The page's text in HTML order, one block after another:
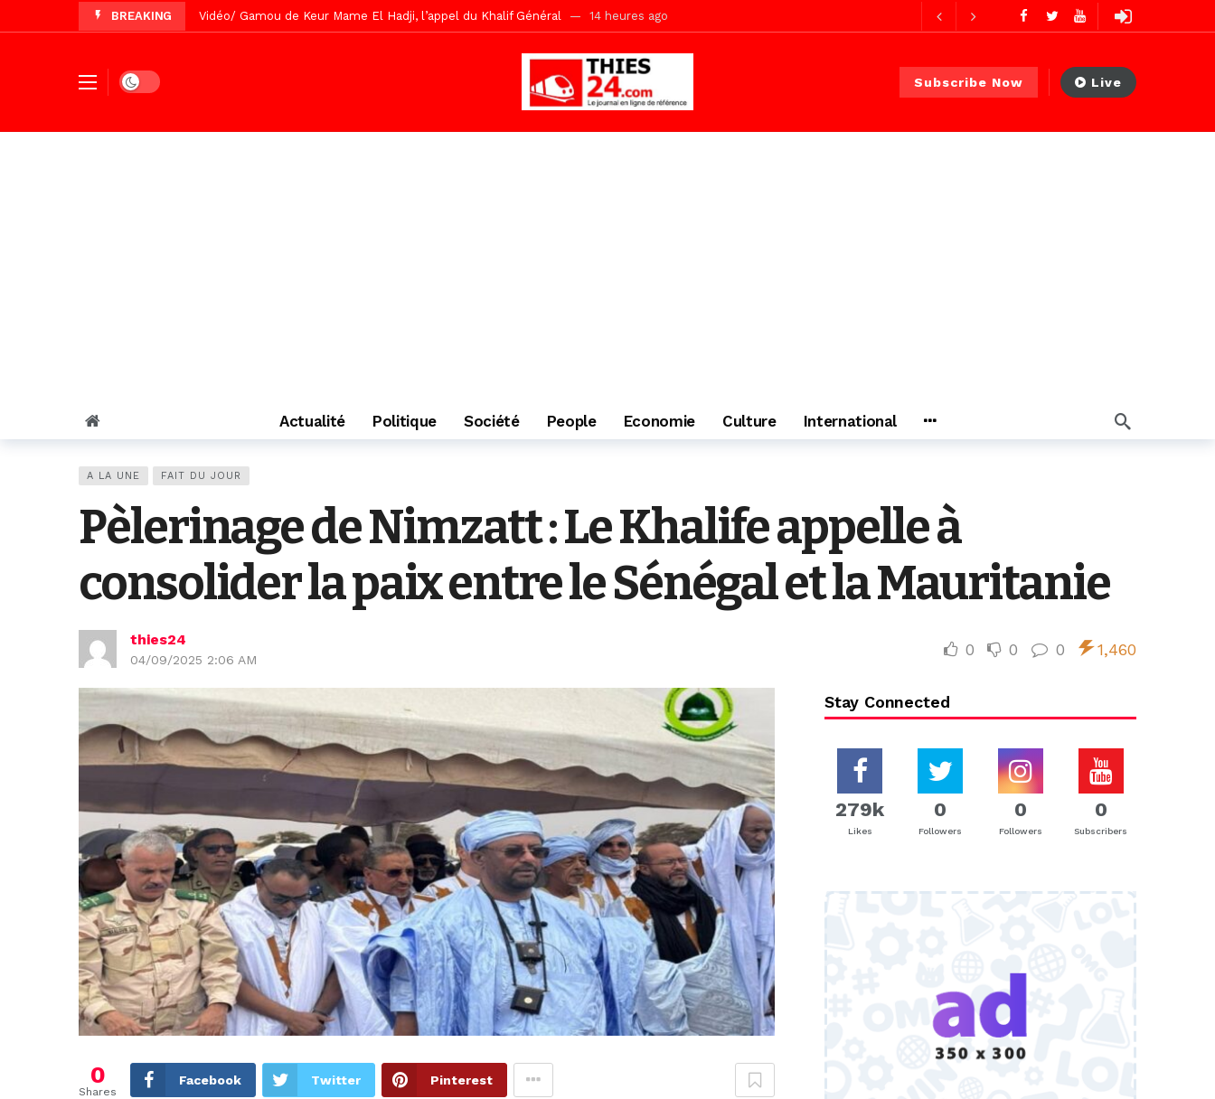
BREAKING Vidéo/ Gamou de Keur Mame El Hadji, l’appel du Khalif Général 14 heures ago
Vidéo/ Revue de presse du 5 Août 2026 avec Mouhamadou Boiro 1 jour ago
Vidéo/ Contre la violence numérique, 100 adolescents outillés dans le Boot Camp JAVA de Mboro
Un commissariat d’arrondissement de police inauguré à Touba 2 jours ago
Dark mode Subscribe Now Live
Actualité Politique Société People Economie Culture International
A LA UNE FAIT DU JOUR
Pèlerinage de Nimzatt : Le Khalife appelle à
consolider la paix entre le Sénégal et la Mauritanie
thies24
04/09/2025 2:06 AM
0 0 0 1,460
0
Shares
Facebook Twitter Pinterest
Stay Connected
279k
Likes
0
Followers
0
Followers
0
Subscribers